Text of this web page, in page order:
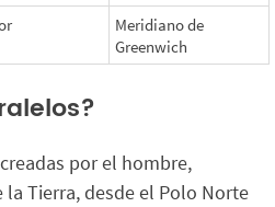
Meridiano de
Greenwich
por el hombre,
Tierra, desde el Polo Norte